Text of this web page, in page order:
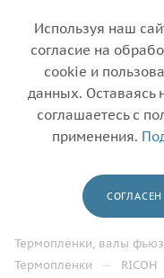
для
Каталог —
Термопленки, валы
Термопленки — RICOH
Используя наш
согласие на
cookie и
данных. Оставаясь
соглашаетесь с
применения.
СОГЛАСЕН